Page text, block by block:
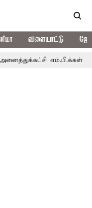
விளையாட்டு
எம்.பி.க்கள்